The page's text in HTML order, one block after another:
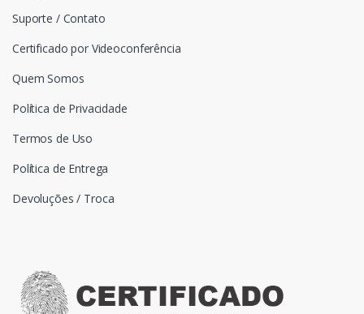
Suporte / Contato
Certificado por Videoconferência
Quem Somos
Política de Privacidade
Termos de Uso
Política de Entrega
Devoluções / Troca